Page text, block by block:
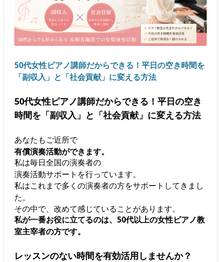
50代女性ピアノ講師だからできる！平日の空き時間を
「副収入」と「社会貢献」に変える方法
50代女性ピアノ講師だからできる！平日の空き
時間を「副収入」と「社会貢献」に変える方法
あなたもご近所で
有償演奏活動ができます。
私は毎日全国の演奏者の
演奏活動サポートを行っています。
私はこれまで多くの演奏者の方をサポートしてきまし
た。
その中で、改めて感じていることがあります。
私が一番お役に立てるのは、50代以上の女性ピアノ教
室主宰者の方です。
レッスンのない時間を有効活用しませんか？